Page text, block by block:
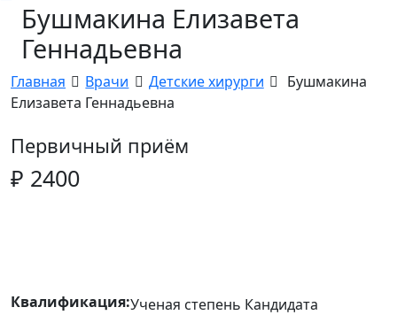
Бушмакина Елизавета
Геннадьевна
Главная Врачи Детские хирурги
Бушмакина
Елизавета Геннадьевна
Первичный приём
₽ 2400
Квалификация:Ученая степень Кандидата